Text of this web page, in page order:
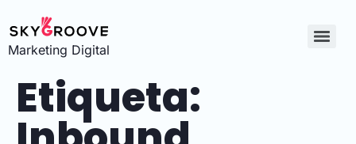
Marketing Digital
Etiqueta: